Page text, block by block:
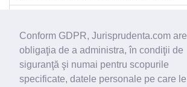
Conform GDPR, Jurisprudenta.com are
obligaţia de a administra, în condiţii de
siguranţă şi numai pentru scopurile
specificate, datele personale pe care le
Judecătoria Târgu Jiu
anulare act
Rezoluţie - 06.10.2016
Tribunalul Brașov